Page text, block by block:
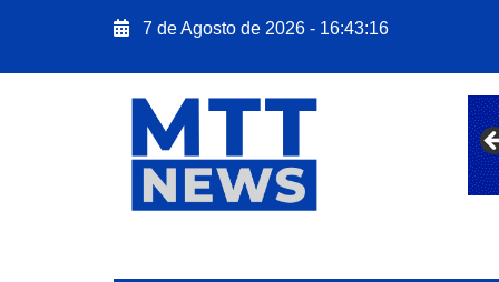
7 de Agosto de 2026 - 16:43:17